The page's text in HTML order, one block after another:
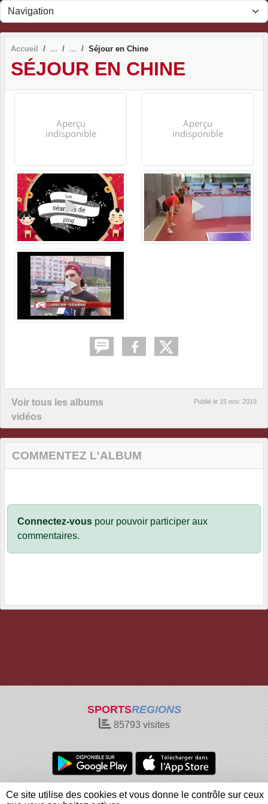
Accueil Séjour en Chine
SÉJOUR EN CHINE
Voir tous les albums
vidéos
Publié le 15 nov. 2019
COMMENTEZ L'ALBUM
Connectez-vous pour pouvoir participer aux
commentaires.
SPORTSREGIONS
85793visites
Charte cookies
Gestion des cookies
Panneau de gestion des cookies
Ce site utilise des cookies et vous donne le contrôle sur ceux